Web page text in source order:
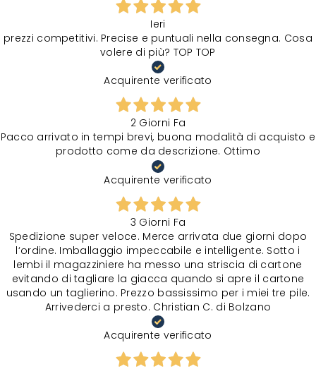
Ieri
prezzi competitivi. Precise e puntuali nella consegna. Cosa
volere di più? TOP TOP
Acquirente verificato
2 Giorni Fa
Pacco arrivato in tempi brevi, buona modalità di acquisto e
prodotto come da descrizione. Ottimo
Acquirente verificato
3 Giorni Fa
Spedizione super veloce. Merce arrivata due giorni dopo
l‘ordine. Imballaggio impeccabile e intelligente. Sotto i
lembi il magazziniere ha messo una striscia di cartone
evitando di tagliare la giacca quando si apre il cartone
usando un taglierino. Prezzo bassissimo per i miei tre pile.
Arrivederci a presto. Christian C. di Bolzano
Acquirente verificato